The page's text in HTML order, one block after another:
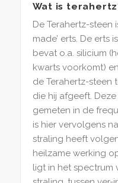
Wat is
De Terahertz-steen
made’ erts. De erts
bevat o.a. silicium
kwarts voorkomt)
de Terahertz-steen
die hij afgeeft.
gemeten in de
is hier vervolgens
straling heeft
heilzame werking
ligt in het spectrum